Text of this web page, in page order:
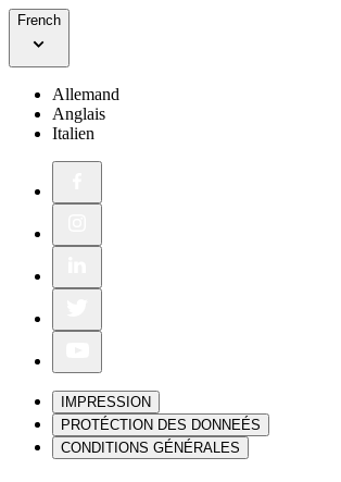
French
Allemand
Anglais
Italien
IMPRESSION
PROTÉCTION DES DONNEÉS
CONDITIONS GÉNÉRALES